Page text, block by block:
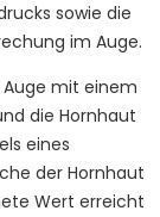
sowie die
im Auge.
mit einem
die Hornhaut
eines
der Hornhaut
Wert erreicht